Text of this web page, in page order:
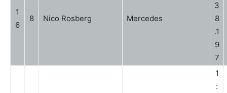
1
6
8 Nico Rosberg Mercedes
3
8
.1
9
7
1
: